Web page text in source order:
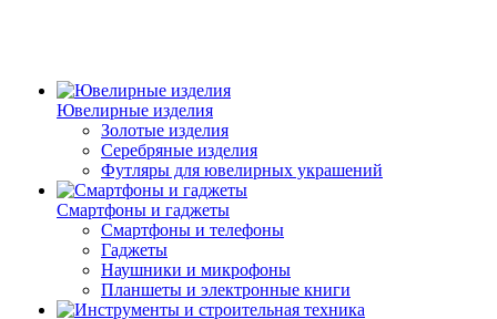
Ювелирные изделия
Золотые изделия
Серебряные изделия
Футляры для ювелирных украшений
Смартфоны и гаджеты
Смартфоны и телефоны
Гаджеты
Наушники и микрофоны
Планшеты и электронные книги